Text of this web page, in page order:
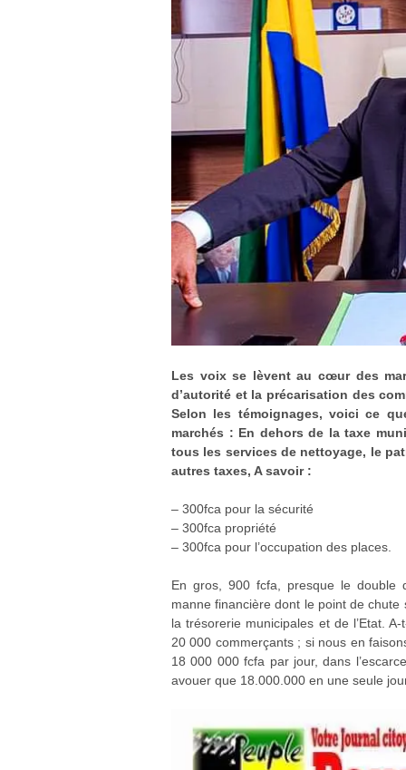
Les voix se lèvent au cœur des
d’autorité et la précarisation des
Selon les témoignages, voici ce
marchés : En dehors de la taxe
tous les services de nettoyage, le
autres taxes, A savoir :
– 300fca pour la sécurité
– 300fca propriété
– 300fca pour l’occupation des places.
En gros, 900 fcfa, presque le double
manne financière dont le point de
la trésorerie municipales et de l’Etat.
20 000 commerçants ; si nous en
18 000 000 fcfa par jour, dans
avouer que 18.000.000 en une seule